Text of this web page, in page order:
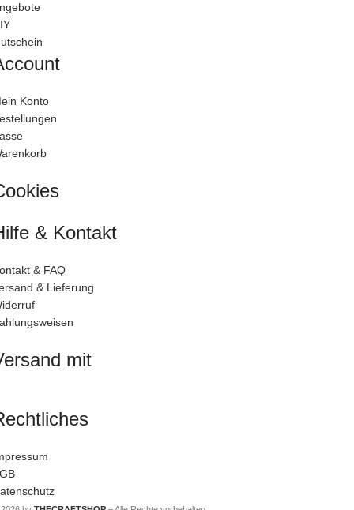
Konto
& Kontakt
& FAQ
& Lieferung
mit